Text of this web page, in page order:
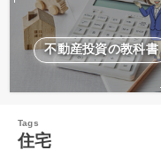
不動産投資の教科書
住宅